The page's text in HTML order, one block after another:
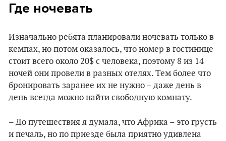
Где ночевать
Изначально ребята планировали ночевать только в
кемпах, но потом оказалось, что номер в гостинице
стоит всего около 20$ с человека, поэтому 8 из 14
ночей они провели в разных отелях. Тем более что
бронировать заранее их не нужно – даже день в
день всегда можно найти свободную комнату.
– До путешествия я думала, что Африка – это грусть
и печаль, но по приезде была приятно удивлена